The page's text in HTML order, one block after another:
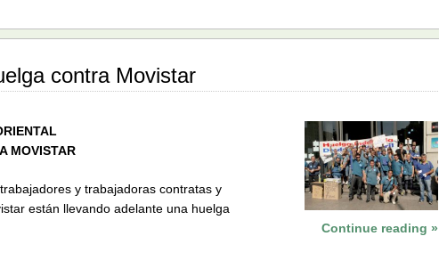
contra Movistar
MOVISTAR
y trabajadoras contratas y
están llevando adelante una huelga
Continue reading »